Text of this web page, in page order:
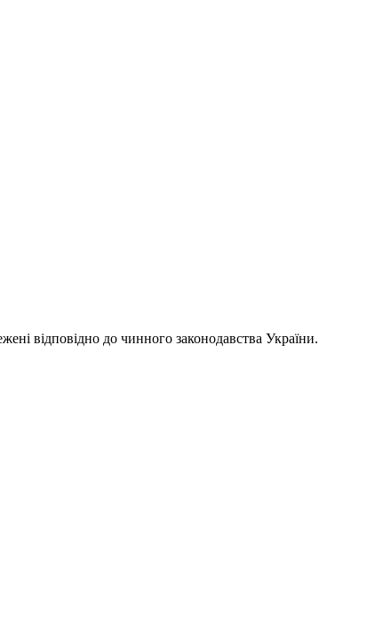
відповідно до чинного законодавства України.